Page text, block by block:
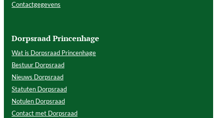
Contactgegevens
Dorpsraad Princenhage
Wat is Dorpsraad Princenhage
Bestuur Dorpsraad
Nieuws Dorpsraad
Statuten Dorpsraad
Notulen Dorpsraad
Contact met Dorpsraad